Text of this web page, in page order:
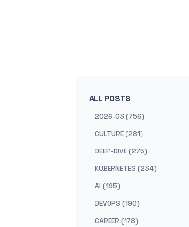
ALL POSTS
2026-03 (756)
CULTURE (281)
DEEP-DIVE (275)
KUBERNETES (234)
AI (195)
DEVOPS (190)
CAREER (178)